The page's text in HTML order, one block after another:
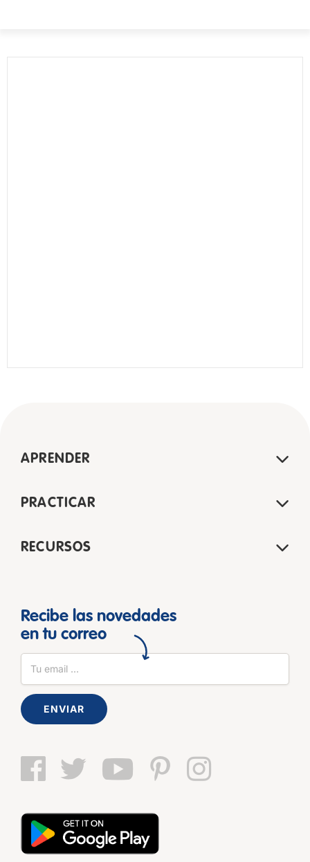
APRENDER
PRACTICAR
RECURSOS
Recibe las novedades
en tu correo
ENVIAR